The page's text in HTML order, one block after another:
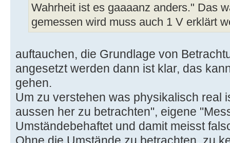
Wahrheit ist es gaaaanz anders." Das
gemessen wird muss auch 1 V erklärt
auftauchen, die Grundlage von
angesetzt werden dann ist klar, das
gehen.
Um zu verstehen was physikalisch real
aussen her zu betrachten", eigene
Umständebehaftet und damit meisst
Ohne die Umstände zu betrachten, zu